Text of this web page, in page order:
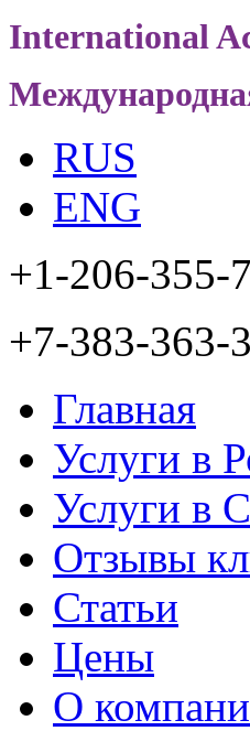
International
RUS
ENG
+1-206-355-
+7-383-363-
Главная
Услуги в
Услуги в
Отзывы
Статьи
Цены
О